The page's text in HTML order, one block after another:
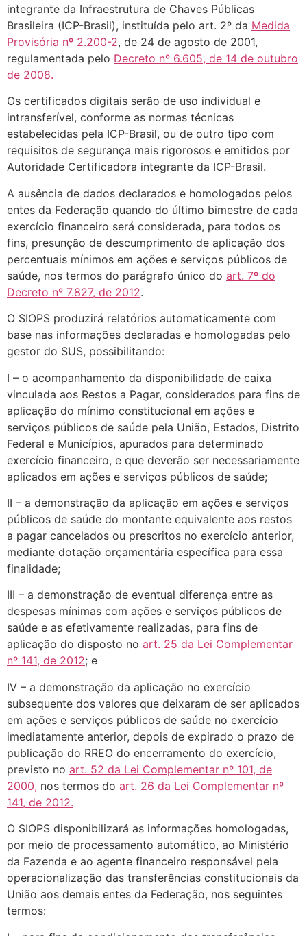
integrante da Infraestrutura de Chaves Públicas
Brasileira (ICP-Brasil), instituída pelo art. 2º da Medida
Provisória nº 2.200-2, de 24 de agosto de 2001,
regulamentada pelo Decreto nº 6.605, de 14 de outubro
de 2008.
Os certificados digitais serão de uso individual e
intransferível, conforme as normas técnicas
estabelecidas pela ICP-Brasil, ou de outro tipo com
requisitos de segurança mais rigorosos e emitidos por
Autoridade Certificadora integrante da ICP-Brasil.
A ausência de dados declarados e homologados pelos
entes da Federação quando do último bimestre de cada
exercício financeiro será considerada, para todos os
fins, presunção de descumprimento de aplicação dos
percentuais mínimos em ações e serviços públicos de
saúde, nos termos do parágrafo único do art. 7º do
Decreto nº 7.827, de 2012.
O SIOPS produzirá relatórios automaticamente com
base nas informações declaradas e homologadas pelo
gestor do SUS, possibilitando:
I – o acompanhamento da disponibilidade de caixa
vinculada aos Restos a Pagar, considerados para fins de
aplicação do mínimo constitucional em ações e
serviços públicos de saúde pela União, Estados, Distrito
Federal e Municípios, apurados para determinado
exercício financeiro, e que deverão ser necessariamente
aplicados em ações e serviços públicos de saúde;
II – a demonstração da aplicação em ações e serviços
públicos de saúde do montante equivalente aos restos
a pagar cancelados ou prescritos no exercício anterior,
mediante dotação orçamentária específica para essa
finalidade;
III – a demonstração de eventual diferença entre as
despesas mínimas com ações e serviços públicos de
saúde e as efetivamente realizadas, para fins de
aplicação do disposto no art. 25 da Lei Complementar
nº 141, de 2012; e
IV – a demonstração da aplicação no exercício
subsequente dos valores que deixaram de ser aplicados
em ações e serviços públicos de saúde no exercício
imediatamente anterior, depois de expirado o prazo de
publicação do RREO do encerramento do exercício,
previsto no art. 52 da Lei Complementar nº 101, de
2000, nos termos do art. 26 da Lei Complementar nº
141, de 2012.
O SIOPS disponibilizará as informações homologadas,
por meio de processamento automático, ao Ministério
da Fazenda e ao agente financeiro responsável pela
operacionalização das transferências constitucionais da
União aos demais entes da Federação, nos seguintes
termos: